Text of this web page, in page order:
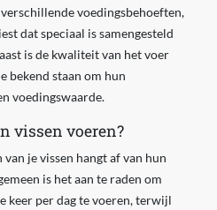
voedingsbehoeften,
dat speciaal is samengesteld
is de kwaliteit van het voer
bekend staan om hun
voedingswaarde.
vissen voeren?
je vissen hangt af van hun
is het aan te raden om
keer per dag te voeren, terwijl